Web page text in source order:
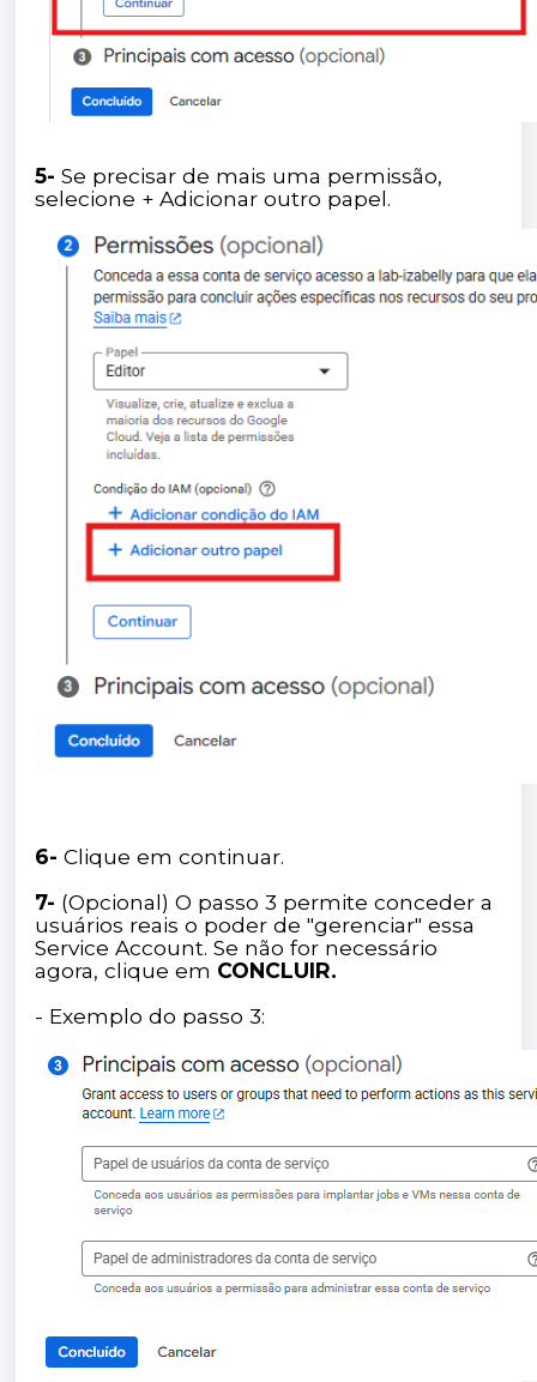
5- Se precisar de mais uma permissão,
selecione + Adicionar outro papel.
6- Clique em continuar.
7- (Opcional) O passo 3 permite conceder a
usuários reais o poder de "gerenciar" essa
Service Account. Se não for necessário
agora, clique em CONCLUIR.
- Exemplo do passo 3: